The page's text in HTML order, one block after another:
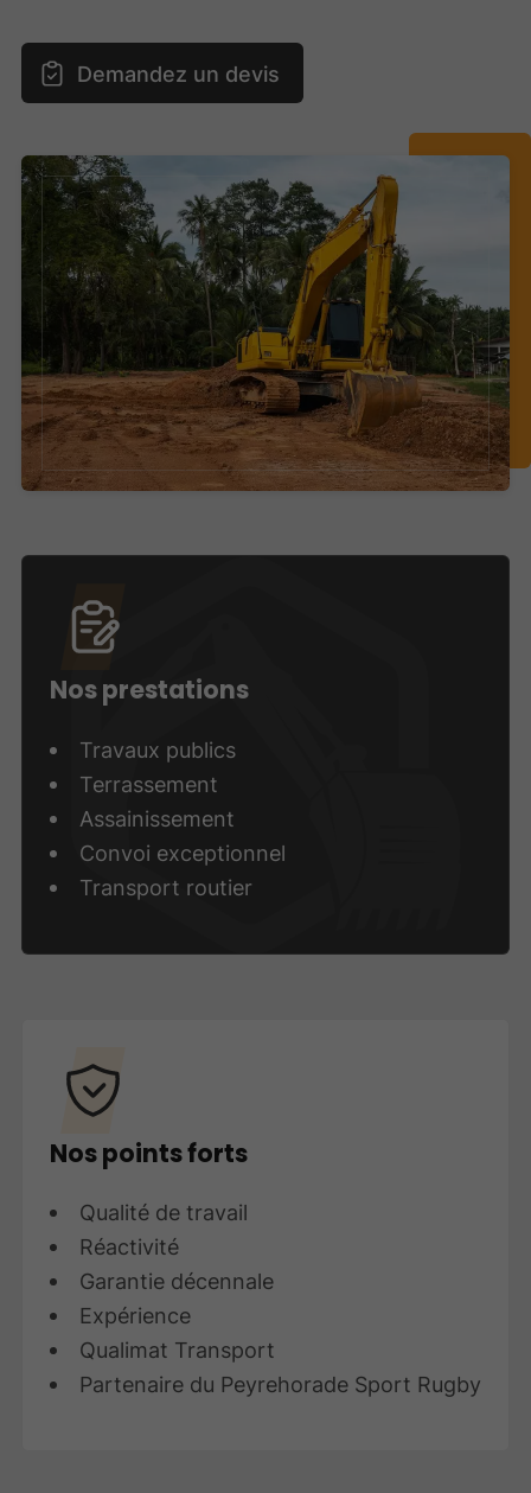
Demandez un devis
Nos prestations
Travaux publics
Terrassement
Assainissement
Convoi exceptionnel
Transport routier
Nos points forts
Qualité de travail
Réactivité
Garantie décennale
Expérience
Qualimat Transport
Partenaire du Peyrehorade Sport Rugby